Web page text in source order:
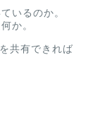
いるのか。
か。
共有できれば